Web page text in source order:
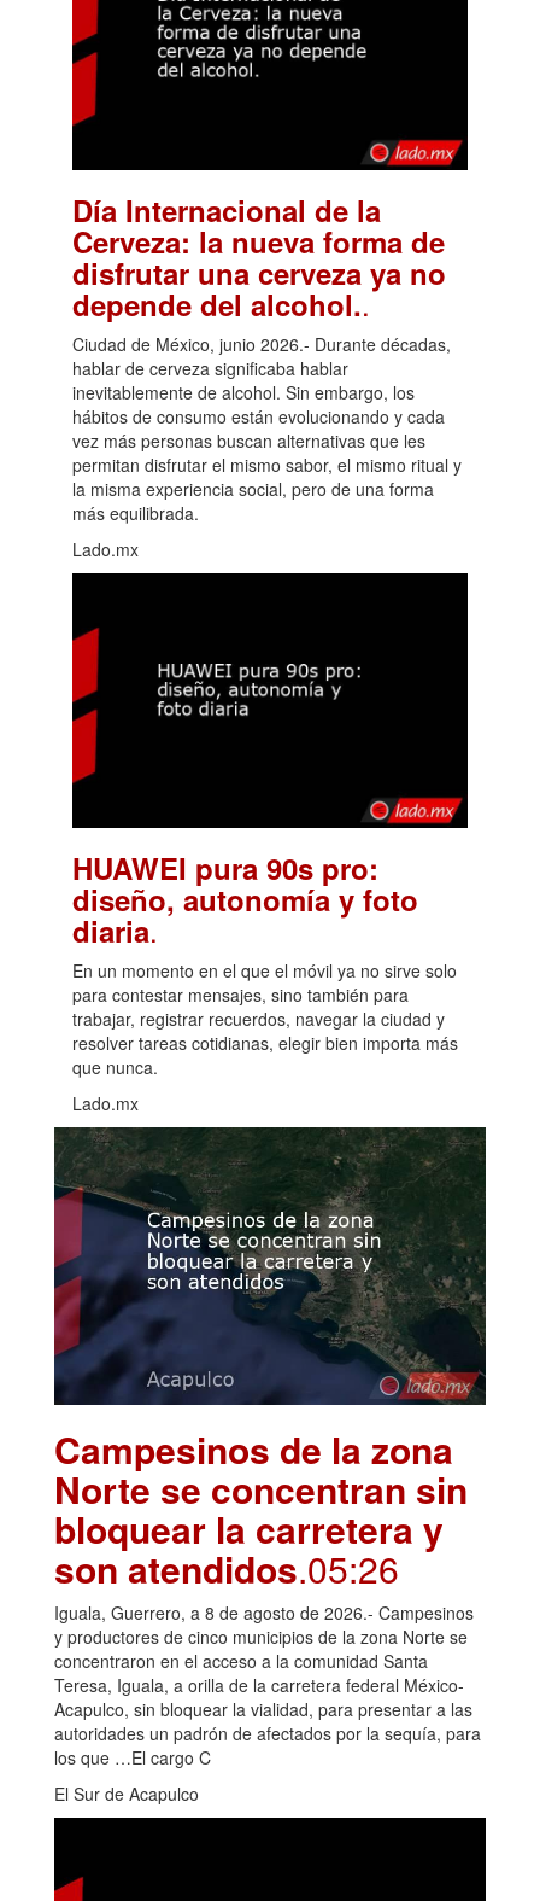
Día Internacional de la
Cerveza: la nueva forma de
disfrutar una cerveza ya no
depende del alcohol..
Ciudad de México, junio 2026.- Durante décadas,
hablar de cerveza significaba hablar
inevitablemente de alcohol. Sin embargo, los
hábitos de consumo están evolucionando y cada
vez más personas buscan alternativas que les
permitan disfrutar el mismo sabor, el mismo ritual y
la misma experiencia social, pero de una forma
más equilibrada.
Lado.mx
HUAWEI pura 90s pro:
diseño, autonomía y foto
diaria.
En un momento en el que el móvil ya no sirve solo
para contestar mensajes, sino también para
trabajar, registrar recuerdos, navegar la ciudad y
resolver tareas cotidianas, elegir bien importa más
que nunca.
Lado.mx
Campesinos de la zona
Norte se concentran sin
bloquear la carretera y
son atendidos.05:26
Iguala, Guerrero, a 8 de agosto de 2026.- Campesinos
y productores de cinco municipios de la zona Norte se
concentraron en el acceso a la comunidad Santa
Teresa, Iguala, a orilla de la carretera federal México-
Acapulco, sin bloquear la vialidad, para presentar a las
autoridades un padrón de afectados por la sequía, para
los que …El cargo C
El Sur de Acapulco